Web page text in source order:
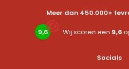
Meer dan 450.000+
9,6 Wij scoren een 9,6
Socials